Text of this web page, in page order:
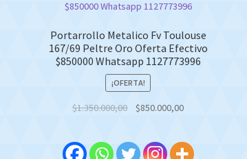
Portarrollo Metalico Fv Toulouse
167/69 Peltre Oro Oferta Efectivo
$850000 Whatsapp 1127773996
¡OFERTA!
$1.350.000,00
Original
$1.350.000,00.
$850.000,00Current
$850.000,00.